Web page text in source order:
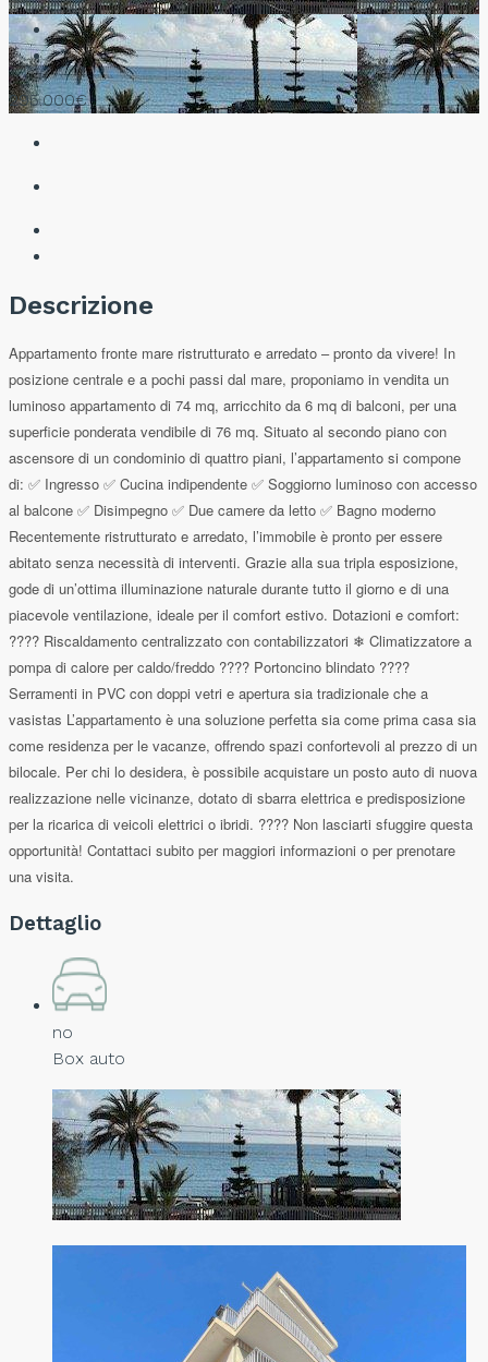
295.000€
Descrizione
Appartamento fronte mare ristrutturato e arredato – pronto da vivere! In
posizione centrale e a pochi passi dal mare, proponiamo in vendita un
luminoso appartamento di 74 mq, arricchito da 6 mq di balconi, per una
superficie ponderata vendibile di 76 mq. Situato al secondo piano con
ascensore di un condominio di quattro piani, l’appartamento si compone
di: ✅ Ingresso ✅ Cucina indipendente ✅ Soggiorno luminoso con accesso
al balcone ✅ Disimpegno ✅ Due camere da letto ✅ Bagno moderno
Recentemente ristrutturato e arredato, l’immobile è pronto per essere
abitato senza necessità di interventi. Grazie alla sua tripla esposizione,
gode di un’ottima illuminazione naturale durante tutto il giorno e di una
piacevole ventilazione, ideale per il comfort estivo. Dotazioni e comfort:
???? Riscaldamento centralizzato con contabilizzatori ❄ Climatizzatore a
pompa di calore per caldo/freddo ???? Portoncino blindato ????
Serramenti in PVC con doppi vetri e apertura sia tradizionale che a
vasistas L’appartamento è una soluzione perfetta sia come prima casa sia
come residenza per le vacanze, offrendo spazi confortevoli al prezzo di un
bilocale. Per chi lo desidera, è possibile acquistare un posto auto di nuova
realizzazione nelle vicinanze, dotato di sbarra elettrica e predisposizione
per la ricarica di veicoli elettrici o ibridi. ???? Non lasciarti sfuggire questa
opportunità! Contattaci subito per maggiori informazioni o per prenotare
una visita.
Dettaglio
no
Box auto